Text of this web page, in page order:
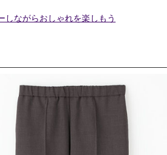
ながらおしゃれを楽しもう